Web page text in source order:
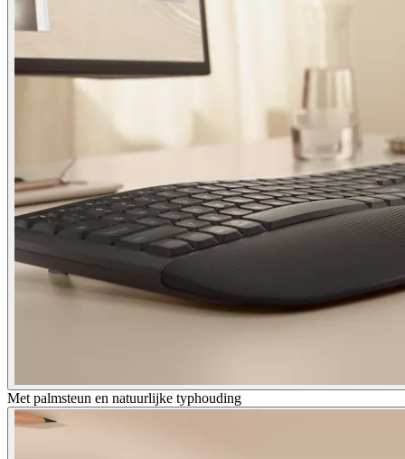
Met palmsteun en natuurlijke typhouding